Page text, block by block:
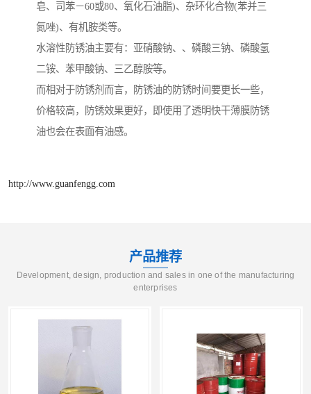
皂、司苯－60或80、氧化石油脂)、杂环化合物(苯并三
氮唑)、有机胺类等。
水溶性防锈油主要有：亚硝酸钠、、磷酸三钠、磷酸氢
二铵、苯甲酸钠、三乙醇胺等。
而相对于防锈剂而言，防锈油的防锈时间要更长一些，
价格较高，防锈效果更好，即使用了透明快干薄膜防锈
油也会在表面有油感。
http://www.guanfengg.com
产品推荐
Development, design, production and sales in one of the manufacturing
enterprises